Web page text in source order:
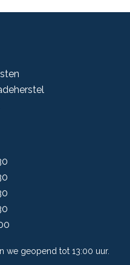
we geopend tot 13:00 uur.